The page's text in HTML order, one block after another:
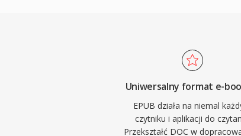
Uniwersalny format e-
EPUB działa na niemal
czytniku i aplikacji do
Przekształć DOC w